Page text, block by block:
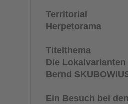
Territorial
Herpetorama
Titelthema
Die
Bernd
Ein Besuch bei